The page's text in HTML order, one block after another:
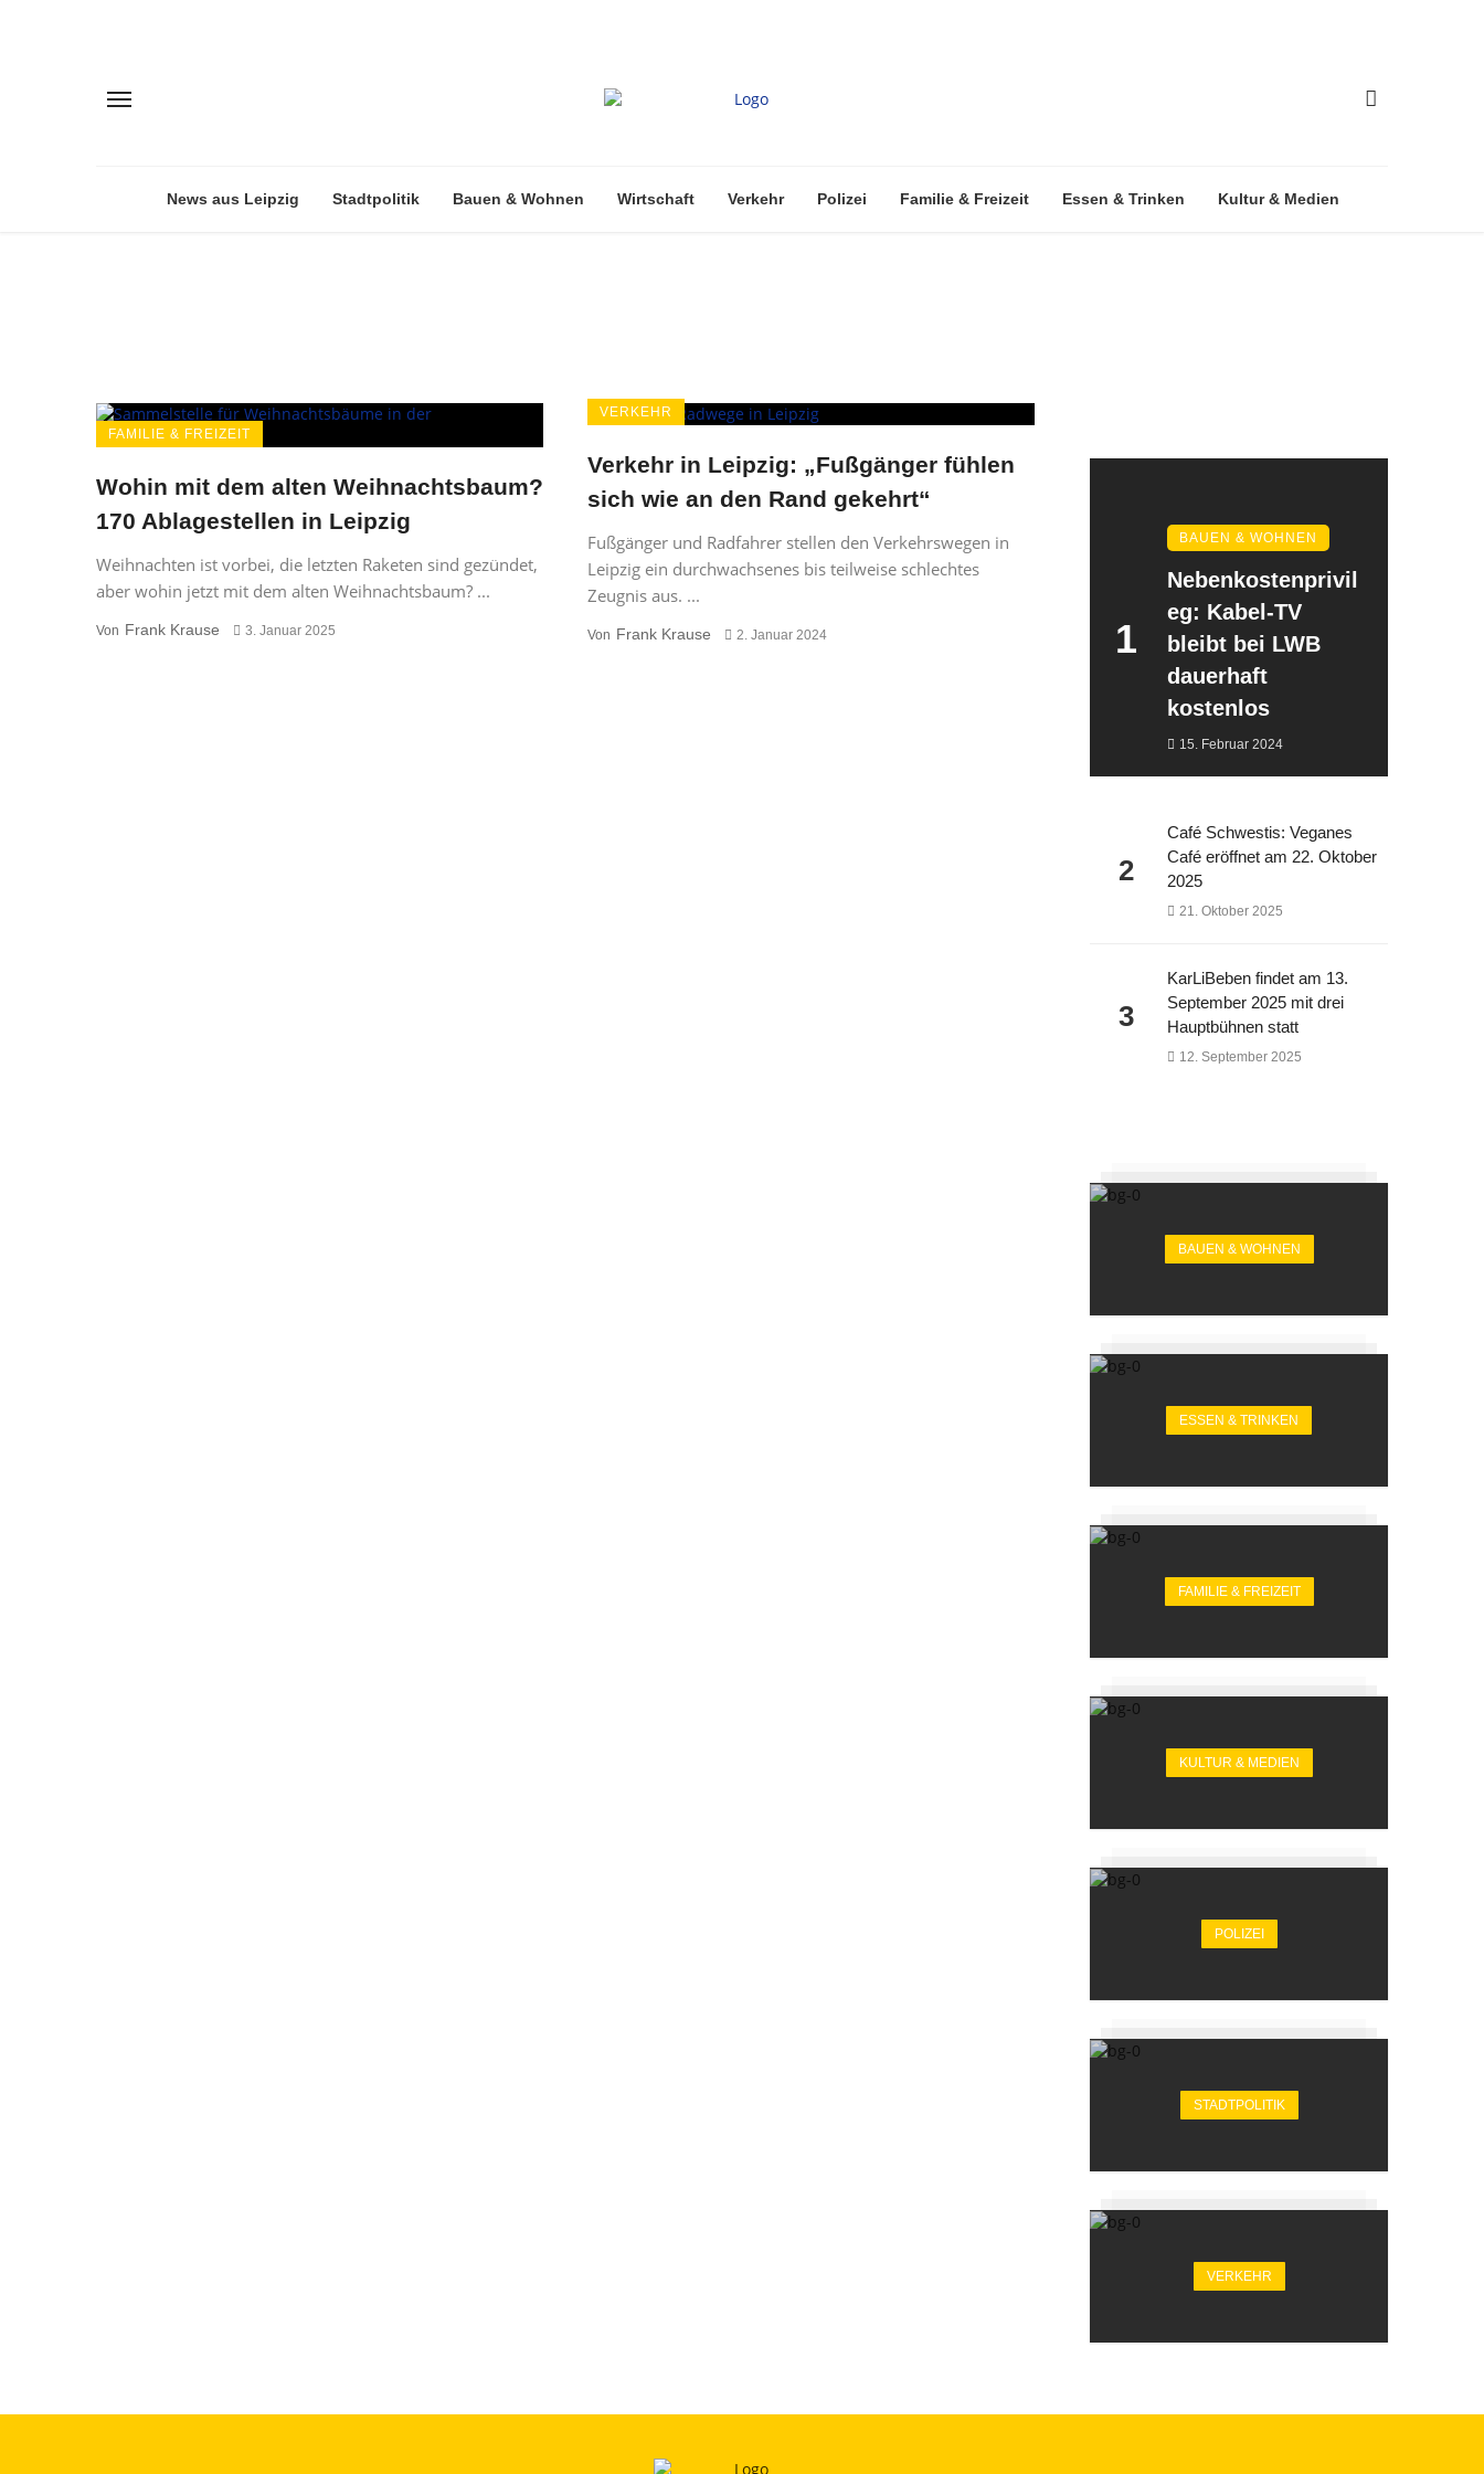
News aus Leipzig Stadtpolitik Bauen & Wohnen Wirtschaft Verkehr Polizei Familie & Freizeit Essen & Trinken Kultur & Medien
FAMILIE & FREIZEIT
Wohin mit dem alten Weihnachtsbaum?
170 Ablagestellen in Leipzig
Weihnachten ist vorbei, die letzten Raketen sind gezündet,
aber wohin jetzt mit dem alten Weihnachtsbaum? ...
Von Frank Krause 3. Januar 2025
VERKEHR
Verkehr in Leipzig: „Fußgänger fühlen
sich wie an den Rand gekehrt“
Fußgänger und Radfahrer stellen den Verkehrswegen in
Leipzig ein durchwachsenes bis teilweise schlechtes
Zeugnis aus. ...
Von Frank Krause 2. Januar 2024 1
BAUEN & WOHNEN
Nebenkostenprivil
eg: Kabel-TV
bleibt bei LWB
dauerhaft
kostenlos
15. Februar 2024
2
Café Schwestis: Veganes
Café eröffnet am 22. Oktober
2025
21. Oktober 2025
3
KarLiBeben findet am 13.
September 2025 mit drei
Hauptbühnen statt
12. September 2025
BAUEN & WOHNEN
ESSEN & TRINKEN
FAMILIE & FREIZEIT
KULTUR & MEDIEN
POLIZEI
STADTPOLITIK
VERKEHR